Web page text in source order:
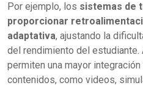
Por ejemplo, los sistemas de
proporcionar
adaptativa, ajustando la
del rendimiento del
permiten una mayor
contenidos, como videos,